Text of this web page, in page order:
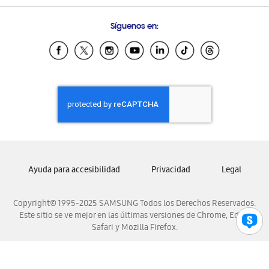
Samsung Ecuador
Samsung El Salvador
Samsung Honduras
Samsung Nicaragua
Samsung Panamá
Samsung Venezuela
Síguenos en:
Copyright© 1995-2025 SAMSUNG Todos los Derechos Reservados.
Este sitio se ve mejor en las últimas versiones de Chrome, Edge,
Safari y Mozilla Firefox.
Ayuda para accesibilidad Privacidad Legal